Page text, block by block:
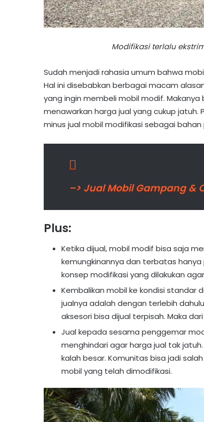
Modifikasi terlalu
Sudah menjadi rahasia umum bahwa
Hal ini disebabkan berbagai macam
yang ingin membeli mobil modif.
menawarkan harga jual yang cukup jatuh.
minus jual mobil modifikasi sebagai
–> Jual Mobil Gampang &
Plus:
Ketika dijual, mobil modif bisa saja
kemungkinannya dan terbatas
konsep modifikasi yang dilakukan
Kembalikan mobil ke kondisi standar
jualnya adalah dengan terlebih
aksesori bisa dijual terpisah. Maka
Jual kepada sesama penggemar
menghindari agar harga jual tak
kalah besar. Komunitas bisa jadi
mobil yang telah dimodifikasi.